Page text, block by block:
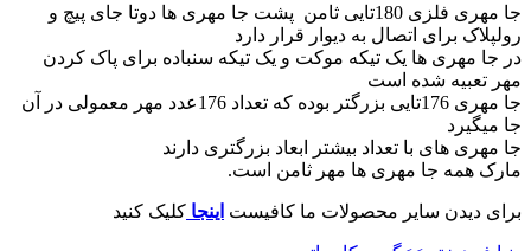
جا مهری فلزی 180تایی ثامن پشت جا مهری ها دوتا جای پیچ و
رولپلاک برای اتصال به دیوار قرار دارد
در جا مهری ها یک تیکه موکت و یک تیکه سنباده برای پاک کردن
مهر تعبیه شده است
جا مهری 176تایی بزرگتر بوده که تعداد 176عدد مهر معمولی در آن
جا میگیرد
جا مهری های با تعداد بیشتر ابعاد بزرگتری دارند
مارک همه جا مهری ها مهر ثامن است.
برای دیدن سایر محصولات ما کافیست اینجا کلیک کنید